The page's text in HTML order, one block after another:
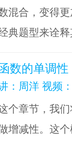
混合，变得
典题型来诠
数的单调性
：周洋 视频
个章节，我
增减性。这